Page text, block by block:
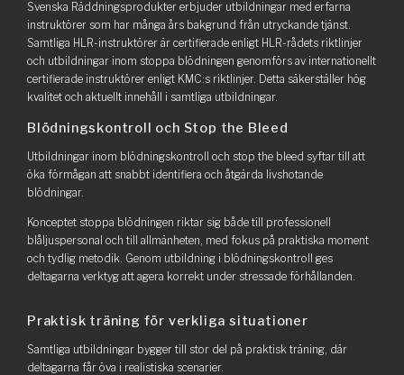
Svenska Räddningsprodukter erbjuder utbildningar med erfarna
instruktörer som har många års bakgrund från utryckande tjänst.
Samtliga HLR-instruktörer är certifierade enligt HLR-rådets riktlinjer
och utbildningar inom stoppa blödningen genomförs av internationellt
certifierade instruktörer enligt KMC:s riktlinjer. Detta säkerställer hög
kvalitet och aktuellt innehåll i samtliga utbildningar.
Blödningskontroll och Stop the Bleed
Utbildningar inom blödningskontroll och stop the bleed syftar till att
öka förmågan att snabbt identifiera och åtgärda livshotande
blödningar.
Konceptet stoppa blödningen riktar sig både till professionell
blåljuspersonal och till allmänheten, med fokus på praktiska moment
och tydlig metodik. Genom utbildning i blödningskontroll ges
deltagarna verktyg att agera korrekt under stressade förhållanden.
Praktisk träning för verkliga situationer
Samtliga utbildningar bygger till stor del på praktisk träning, där
deltagarna får öva i realistiska scenarier.